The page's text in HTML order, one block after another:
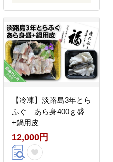
【冷凍】淡路島3年とら
ふぐ あら身400ｇ盛
+鍋用皮
12,000円